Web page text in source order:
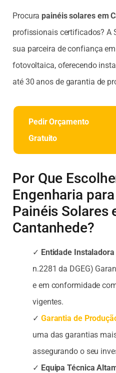
Procura painéis solares em
profissionais certificados? A
sua parceira de confiança
fotovoltaica, oferecendo
até 30 anos de garantia de
Pedir Orçamento
Gratuito
Por Que
Engenharia
Painéis Solares
Cantanhede?
✓ Entidade
n.2281 da DGEG)
e em conformidade
vigentes.
✓ Garantia de
uma das garantias
assegurando o seu
✓ Equipa Técnica